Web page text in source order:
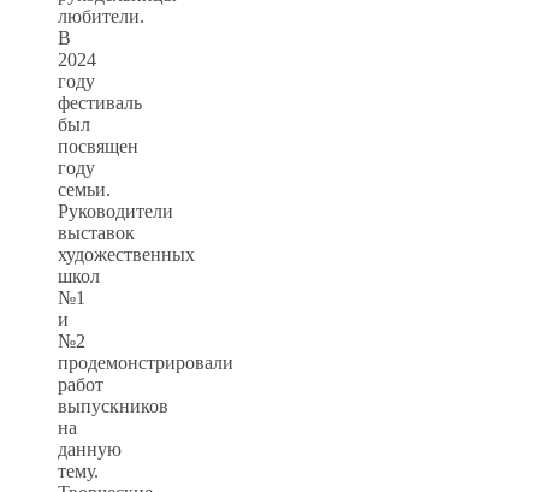
любители.
В
2024
году
фестиваль
был
посвящен
году
семьи.
Руководители
выставок
художественных
школ
№1
и
№2
продемонстрировали
работ
выпускников
на
данную
тему.